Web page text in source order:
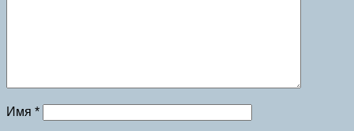
Имя *